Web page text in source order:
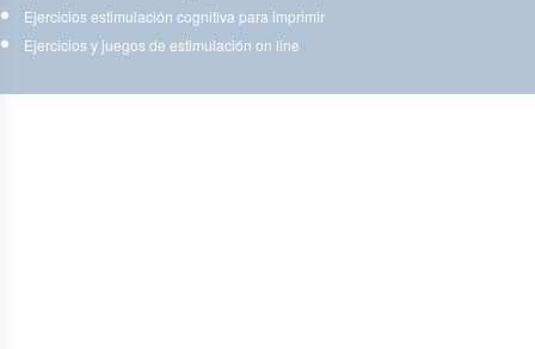
Ejercicios estimulación cognitiva para imprimir
Ejercicios y juegos de estimulación on line